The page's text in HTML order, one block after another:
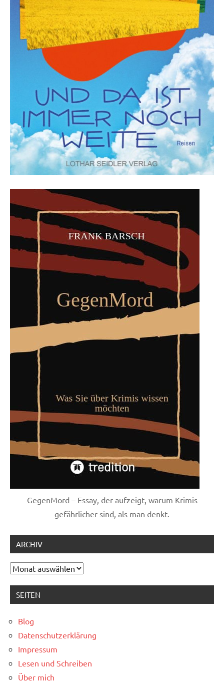
GegenMord – Essay, der aufzeigt, warum Krimis
gefährlicher sind, als man denkt.
ARCHIV
Archiv
SEITEN
Blog
Datenschutzerklärung
Impressum
Lesen und Schreiben
Über mich